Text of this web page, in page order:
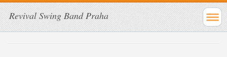
Revival Swing Band Praha